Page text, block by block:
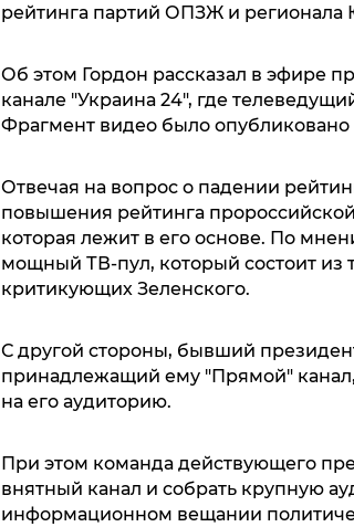
рейтинга партий ОПЗЖ и
Об этом Гордон рассказал в эфире
канале "Украина 24", где
Фрагмент видео было опубликовано
Отвечая на вопрос о падении
повышения рейтинга
которая лежит в его основе. По
мощный ТВ-пул, который состоит из
критикующих Зеленского.
С другой стороны, бывший
принадлежащий ему "Прямой"
на его аудиторию.
При этом команда действующего
внятный канал и собрать крупную
информационном вещании